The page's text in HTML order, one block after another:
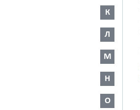
К
Л
М
Н
О